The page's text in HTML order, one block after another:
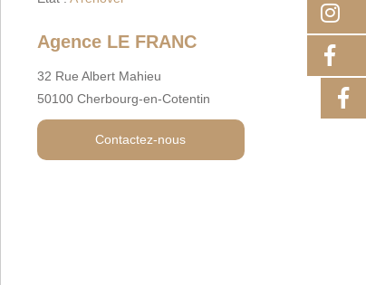
Agence LE FRANC
32 Rue Albert Mahieu
50100 Cherbourg-en-Cotentin
Contactez-nous